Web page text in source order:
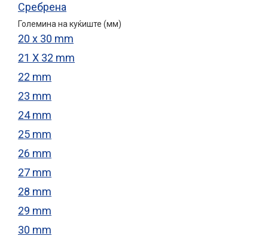
Сребрена
Големина на куќиште (мм)
20 x 30 mm
21 X 32 mm
22 mm
23 mm
24 mm
25 mm
26 mm
27 mm
28 mm
29 mm
30 mm